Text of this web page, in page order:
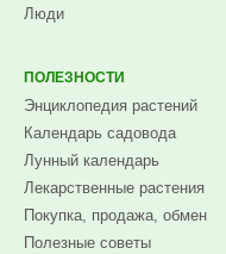
Люди
ПОЛЕЗНОСТИ
Энциклопедия растений
Календарь садовода
Лунный календарь
Лекарственные растения
Покупка, продажа, обмен
Полезные советы